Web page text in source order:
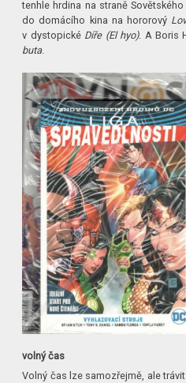
tenhle hrdina na straně
do domácího kina na hororový
v dystopické Díře (El hyo). A Boris
buta.
volný čas
Volný čas lze samozřejmě, ale